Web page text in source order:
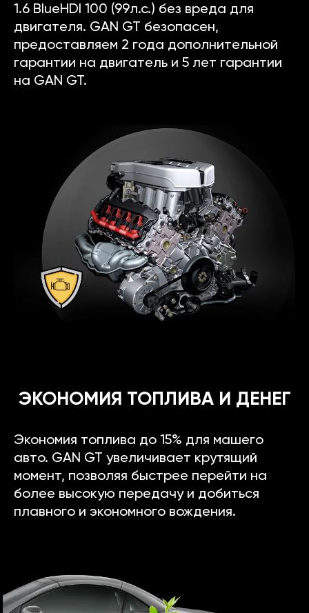
1.6 BlueHDI 100 (99л.с.) без вреда для
двигателя. GAN GT безопасен,
предоставляем 2 года дополнительной
гарантии на двигатель и 5 лет гарантии
на GAN GT.
ЭКОНОМИЯ ТОПЛИВА И ДЕНЕГ
Экономия топлива до 15% для машего
авто. GAN GT увеличивает крутящий
момент, позволяя быстрее перейти на
более высокую передачу и добиться
плавного и экономного вождения.